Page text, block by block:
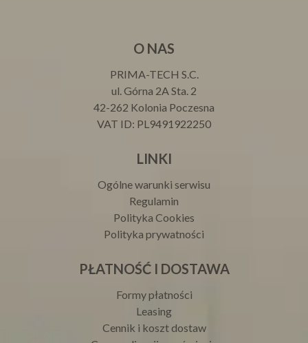
O NAS
PRIMA-TECH S.C.
ul. Górna 2A Sta. 2
42-262 Kolonia Poczesna
VAT ID: PL9491922250
LINKI
Ogólne warunki serwisu
Regulamin
Polityka Cookies
Polityka prywatności
PŁATNOŚĆ I DOSTAWA
Formy płatności
Leasing
Cennik i koszt dostaw